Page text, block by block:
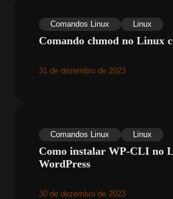
Comandos Linux Linux
Comando chmod no Linux
31 de dezembro de 2023
Comandos Linux Linux
Como instalar WP-CLI no
WordPress
30 de dezembro de 2023